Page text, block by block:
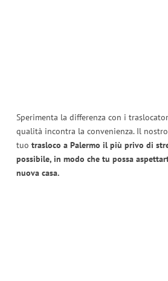
Sperimenta la differenza con i
qualità incontra la convenienza. Il
tuo trasloco a Palermo il più privo di
possibile, in modo che tu possa
nuova casa.